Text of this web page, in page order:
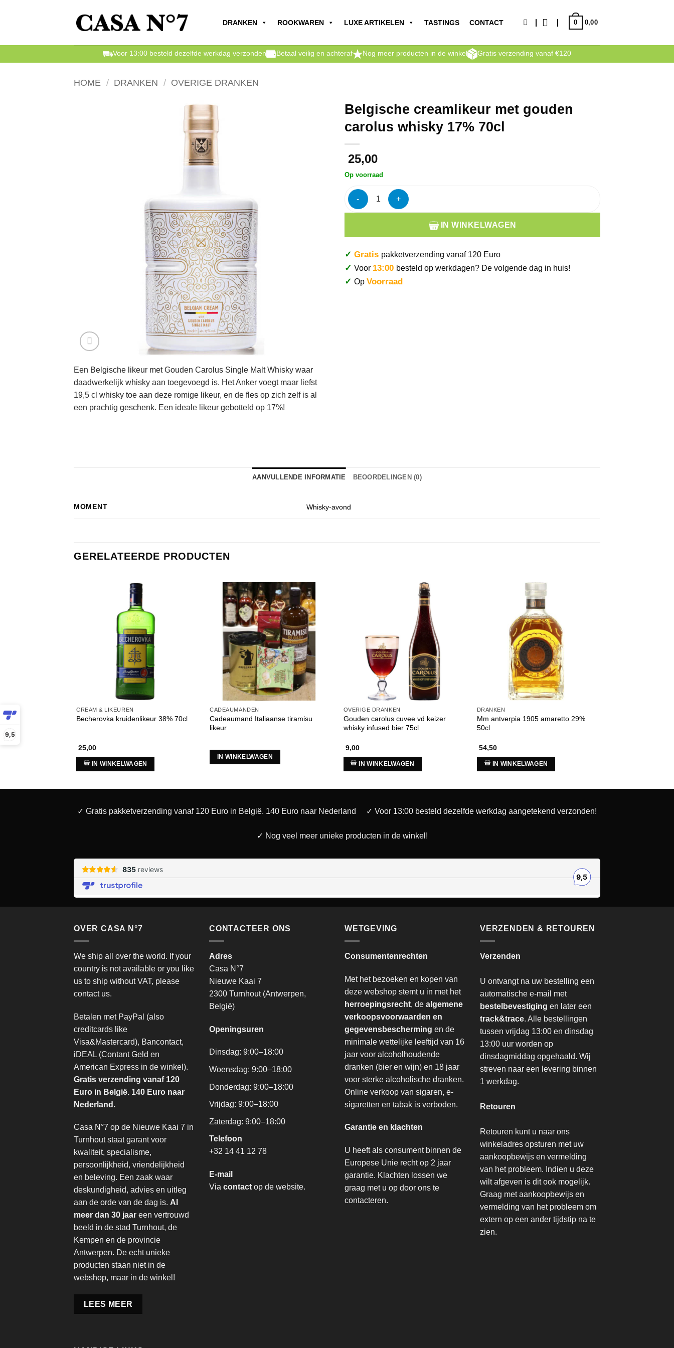
9,5
DRANKEN ROOKWAREN LUXE ARTIKELEN TASTINGS CONTACT 0,00
0
Voor 13:00 besteld dezelfde werkdag verzonden Betaal veilig en achteraf Nog meer producten in de winkel Gratis verzending vanaf €120
HOME / DRANKEN / OVERIGE DRANKEN
Een Belgische likeur met Gouden Carolus Single Malt Whisky waar
daadwerkelijk whisky aan toegevoegd is. Het Anker voegt maar liefst
19,5 cl whisky toe aan deze romige likeur, en de fles op zich zelf is al
een prachtig geschenk. Een ideale likeur gebotteld op 17%!
Belgische creamlikeur met gouden
carolus whisky 17% 70cl
25,00
Op voorraad
Belgische creamlikeur met gouden carolus whisky 17% 70cl aantal
IN WINKELWAGEN
✓ Gratis pakketverzending vanaf 120 Euro
✓ Voor 13:00 besteld op werkdagen? De volgende dag in huis!
✓ Op Voorraad
AANVULLENDE INFORMATIE BEOORDELINGEN (0)
MOMENT Whisky-avond
GERELATEERDE PRODUCTEN
CREAM & LIKEUREN
Becherovka kruidenlikeur 38% 70cl
25,00
IN WINKELWAGEN
CADEAUMANDEN
Cadeaumand Italiaanse tiramisu
likeur
IN WINKELWAGEN
OVERIGE DRANKEN
Gouden carolus cuvee vd keizer
whisky infused bier 75cl
9,00
IN WINKELWAGEN
DRANKEN
Mm antverpia 1905 amaretto 29%
50cl
54,50
IN WINKELWAGEN
✓ Gratis pakketverzending vanaf 120 Euro in België. 140 Euro naar Nederland ✓ Voor 13:00 besteld dezelfde werkdag aangetekend verzonden!
✓ Nog veel meer unieke producten in de winkel!
OVER CASA N°7
We ship all over the world. If your
country is not available or you like
us to ship without VAT, please
contact us.
Betalen met PayPal (also
creditcards like
Visa&Mastercard), Bancontact,
iDEAL (Contant Geld en
American Express in de winkel).
Gratis verzending vanaf 120
Euro in België. 140 Euro naar
Nederland.
Casa N°7 op de Nieuwe Kaai 7 in
Turnhout staat garant voor
kwaliteit, specialisme,
persoonlijkheid, vriendelijkheid
en beleving. Een zaak waar
deskundigheid, advies en uitleg
aan de orde van de dag is. Al
meer dan 30 jaar een vertrouwd
beeld in de stad Turnhout, de
Kempen en de provincie
Antwerpen. De echt unieke
producten staan niet in de
webshop, maar in de winkel!
LEES MEER
CONTACTEER ONS
Adres
Casa N°7
Nieuwe Kaai 7
2300 Turnhout (Antwerpen,
België)
Openingsuren
Dinsdag: 9:00–18:00
Woensdag: 9:00–18:00
Donderdag: 9:00–18:00
Vrijdag: 9:00–18:00
Zaterdag: 9:00–18:00
Telefoon
+32 14 41 12 78
E-mail
Via contact op de website.
WETGEVING
Consumentenrechten
Met het bezoeken en kopen van
deze webshop stemt u in met het
herroepingsrecht, de algemene
verkoopsvoorwaarden en
gegevensbescherming en de
minimale wettelijke leeftijd van 16
jaar voor alcoholhoudende
dranken (bier en wijn) en 18 jaar
voor sterke alcoholische dranken.
Online verkoop van sigaren, e-
sigaretten en tabak is verboden.
Garantie en klachten
U heeft als consument binnen de
Europese Unie recht op 2 jaar
garantie. Klachten lossen we
graag met u op door ons te
contacteren.
VERZENDEN & RETOUREN
Verzenden
U ontvangt na uw bestelling een
automatische e-mail met
bestelbevestiging en later een
track&trace. Alle bestellingen
tussen vrijdag 13:00 en dinsdag
13:00 uur worden op
dinsdagmiddag opgehaald. Wij
streven naar een levering binnen
1 werkdag.
Retouren
Retouren kunt u naar ons
winkeladres opsturen met uw
aankoopbewijs en vermelding
van het probleem. Indien u deze
wilt afgeven is dit ook mogelijk.
Graag met aankoopbewijs en
vermelding van het probleem om
extern op een ander tijdstip na te
zien.